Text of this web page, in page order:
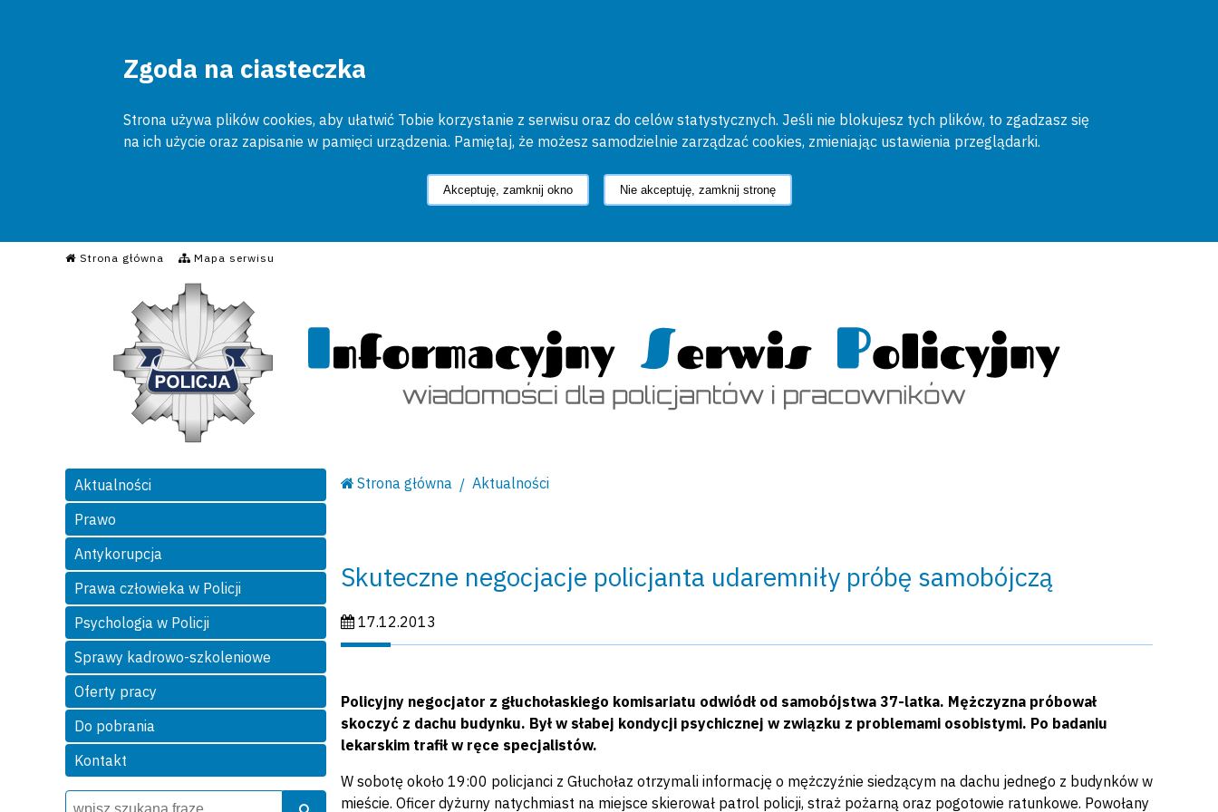
Zgoda na ciasteczka
Strona używa plików cookies, aby ułatwić Tobie korzystanie z serwisu oraz do celów statystycznych. Jeśli nie blokujesz tych plików, to zgadzasz się
na ich użycie oraz zapisanie w pamięci urządzenia. Pamiętaj, że możesz samodzielnie zarządzać cookies, zmieniając ustawienia przeglądarki.
Akceptuję, zamknij okno Nie akceptuję, zamknij stronę
Strona główna Mapa serwisu
Informacyjny Serwis Policyjny
Aktualności
Prawo
Antykorupcja
Prawa człowieka w Policji
Psychologia w Policji
Sprawy kadrowo-szkoleniowe
Oferty pracy
Do pobrania
Kontakt
Wyszukiwarka
Szukaj Szukaj
Strona główna Aktualności
Skuteczne negocjacje policjanta udaremniły próbę samobójczą
Data publikacji:
17.12.2013
Policyjny negocjator z głuchołaskiego komisariatu odwiódł od samobójstwa 37-latka. Mężczyzna próbował
skoczyć z dachu budynku. Był w słabej kondycji psychicznej w związku z problemami osobistymi. Po badaniu
lekarskim trafił w ręce specjalistów.
W sobotę około 19:00 policjanci z Głuchołaz otrzymali informację o mężczyźnie siedzącym na dachu jednego z budynków w
mieście. Oficer dyżurny natychmiast na miejsce skierował patrol policji, straż pożarną oraz pogotowie ratunkowe. Powołany